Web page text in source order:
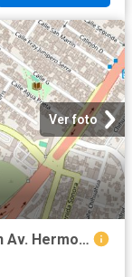
Ver foto
Departamento disponible en renta en Av. Hermosillo 6004, Sonora, 22195 Tijuana, B.C. #6004, Colonia Sonora, C.P. 22195